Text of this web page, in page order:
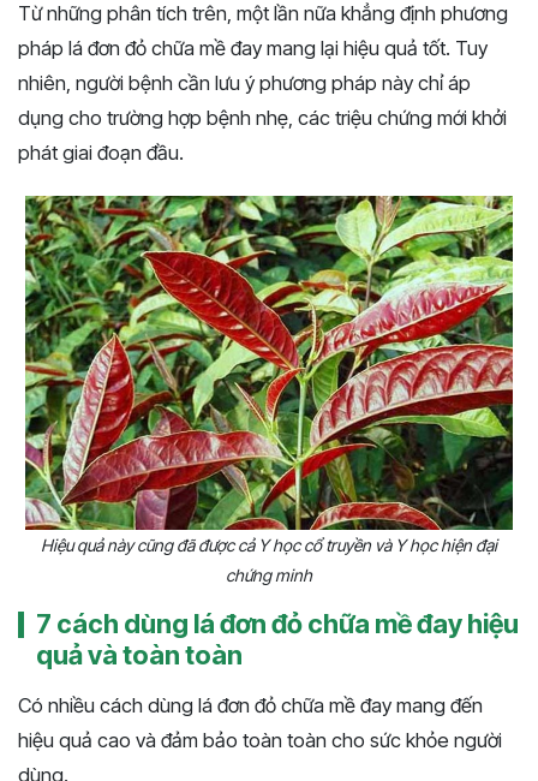
Từ những phân tích trên, một lần nữa khẳng định phương
pháp lá đơn đỏ chữa mề đay mang lại hiệu quả tốt. Tuy
nhiên, người bệnh cần lưu ý phương pháp này chỉ áp
dụng cho trường hợp bệnh nhẹ, các triệu chứng mới khởi
phát giai đoạn đầu.
Hiệu quả này cũng đã được cả Y học cổ truyền và Y học hiện đại
chứng minh
7 cách dùng lá đơn đỏ chữa mề đay hiệu
quả và toàn toàn
Có nhiều cách dùng lá đơn đỏ chữa mề đay mang đến
hiệu quả cao và đảm bảo toàn toàn cho sức khỏe người
dùng.